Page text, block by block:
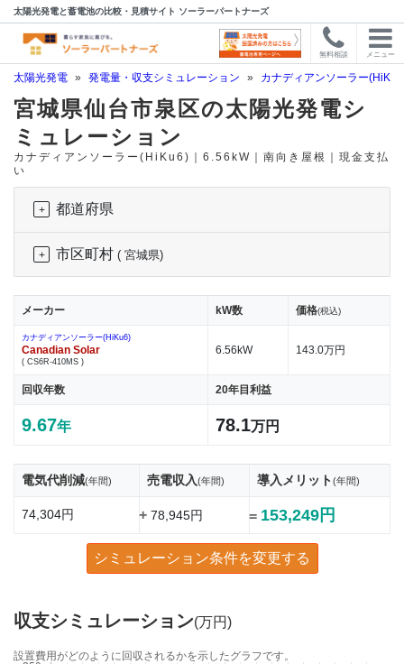
太陽光発電と蓄電池の比較・見積サイト ソーラーパートナーズ
無料相談 メニュー
太陽光発電 » 発電量・収支シミュレーション » カナディアンソーラー
宮城県仙台市泉区の太陽光発電シ
ミュレーション
カナディアンソーラー(HiKu6)｜6.56kW｜南向き屋根｜現金支払
い
都道府県
市区町村 ( 宮城県)
メーカー kW数 価格(税込)
カナディアンソーラー(HiKu6)
Canadian Solar
( CS6R-410MS )
6.56kW 143.0万円
回収年数 20年目利益
9.67年 78.1万円
電気代削減(年間) 売電収入(年間) 導入メリット(年間)
74,304円 +78,945円 = 153,249円
シミュレーション条件を変更する
収支シミュレーション(万円)
設置費用がどのように回収されるかを示したグラフです。